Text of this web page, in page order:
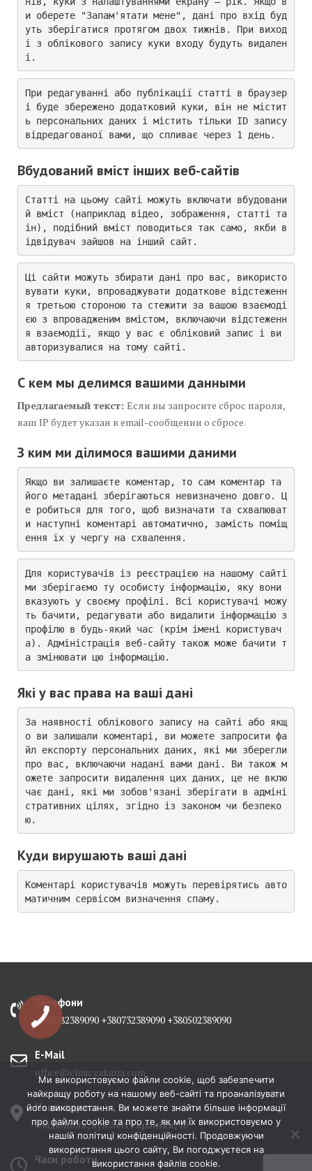
и оберете "Запам'ятати мене", дані про вхід буд
уть зберігатися протягом двох тижнів. При виход
і з облікового запису куки входу будуть видален
і.
При редагуванні або публікації статті в браузер
і буде збережено додатковий куки, він не містит
ь персональних даних і містить тільки ID запису
відредагованої вами, що спливає через 1 день.
Вбудований вміст інших веб-сайтів
Статті на цьому сайті можуть включати вбудовани
й вміст (наприклад відео, зображення, статті та
ін), подібний вміст поводиться так само, якби в
ідвідувач зайшов на інший сайт.
Ці сайти можуть збирати дані про вас, використо
вувати куки, впроваджувати додаткове відстеженн
я третьою стороною та стежити за вашою взаємоді
єю з впровадженим вмістом, включаючи відстеженн
я взаємодії, якщо у вас є обліковий запис і ви
авторизувалися на тому сайті.
С кем мы делимся вашими данными
Предлагаемый текст: Если вы запросите сброс пароля,
ваш IP будет указан в email-сообщении о сбросе.
З ким ми ділимося вашими даними
Якщо ви залишаєте коментар, то сам коментар та
його метадані зберігаються невизначено довго. Ц
е робиться для того, щоб визначати та схвалюват
и наступні коментарі автоматично, замість поміщ
ення їх у чергу на схвалення.
Для користувачів із реєстрацією на нашому сайті
ми зберігаємо ту особисту інформацію, яку вони
вказують у своєму профілі. Всі користувачі можу
ть бачити, редагувати або видалити інформацію з
профілю в будь-який час (крім імені користувач
а). Адміністрація веб-сайту також може бачити т
а змінювати цю інформацію.
Які у вас права на ваші дані
За наявності облікового запису на сайті або якщ
о ви залишали коментарі, ви можете запросити фа
йл експорту персональних даних, які ми зберегли
про вас, включаючи надані вами дані. Ви також м
ожете запросити видалення цих даних, це не вклю
чає дані, які ми зобов'язані зберігати в адміні
стративних цілях, згідно із законом чи безпеко
ю.
Куди вирушають ваші дані
Коментарі користувачів можуть перевірятись авто
матичним сервісом визначення спаму.
Телефони
+380982389090 +380732389090 +380502389090
E-Mail
office@cliniczakaria.com
Наша адреса
Овідіополь, вул.Лесі Українки, 10
Часи роботи
Ми використовуємо файли cookie, щоб забезпечити
найкращу роботу на нашому веб-сайті та проаналізувати
його використання. Ви можете знайти більше інформації
про файли cookie та про те, як ми їх використовуємо у
нашій політиці конфіденційності. Продовжуючи
використання цього сайту, Ви погоджуєтеся на
використання файлів cookie.